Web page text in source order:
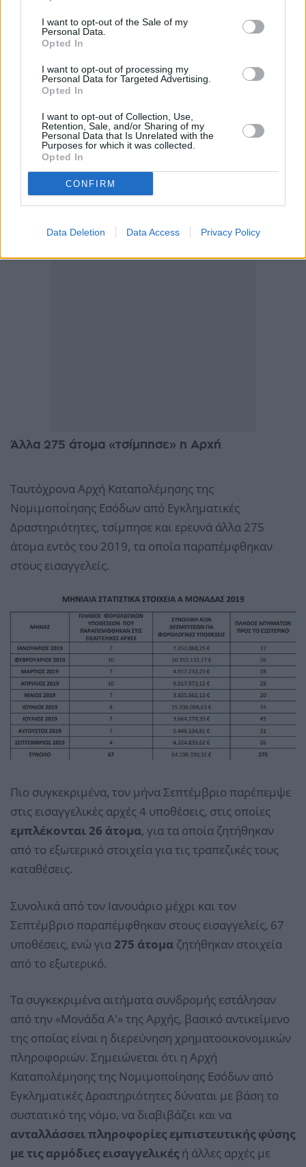
I want to opt-out of the Sale of my
Personal Data.
Opted In
I want to opt-out of processing my
Personal Data for Targeted Advertising.
Opted In
I want to opt-out of Collection, Use,
Retention, Sale, and/or Sharing of my
Personal Data that Is Unrelated with the
Purposes for which it was collected.
Opted In
CONFIRM
Data Deletion Data Access Privacy Policy
Άλλα 275 άτομα «τσίμπησε» η Αρχή
Ταυτόχρονα Αρχή Καταπολέμησης της
Νομιμοποίησης Εσόδων από Εγκληματικές
Δραστηριότητες, τσίμπησε και ερευνά άλλα 275
άτομα εντός του 2019, τα οποία παραπέμφθηκαν
στους εισαγγελείς.
Πιο συγκεκριμένα, τον μήνα Σεπτέμβριο παρέπεμψε
στις εισαγγελικές αρχές 4 υποθέσεις, στις οποίες
εμπλέκονται 26 άτομα, για τα οποία ζητήθηκαν
από το εξωτερικό στοιχεία για τις τραπεζικές τους
καταθέσεις.
Συνολικά από τον Ιανουάριο μέχρι και τον
Σεπτέμβριο παραπέμφθηκαν στους εισαγγελείς, 67
υποθέσεις, ενώ για 275 άτομα ζητήθηκαν στοιχεία
από το εξωτερικό.
Τα συγκεκριμένα αιτήματα συνδρομής εστάλησαν
από την «Μονάδα A'» της Αρχής, βασικό αντικείμενο
της οποίας είναι η διερεύνηση χρηματοοικονομικών
πληροφοριών. Σημειώνεται ότι η Αρχή
Καταπολέμησης της Νομιμοποίησης Εσόδων από
Εγκληματικές Δραστηριότητες δύναται με βάση το
συστατικό της νόμο, να διαβιβάζει και να
ανταλλάσσει πληροφορίες εμπιστευτικής φύσης
με τις αρμόδιες εισαγγελικές ή άλλες αρχές με